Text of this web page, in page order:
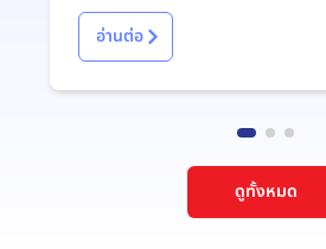
อ่านต่อ
ดูทั้งหมด